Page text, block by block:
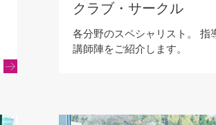
クラブ・サークル
各分野のスペシャリスト。 指
講師陣をご紹介します。